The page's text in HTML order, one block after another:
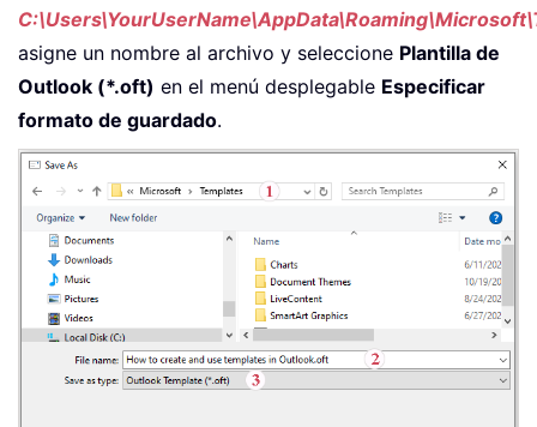
asigne un nombre al archivo y seleccione Plantilla de
Outlook (*.oft) en el menú desplegable Especificar
formato de guardado.